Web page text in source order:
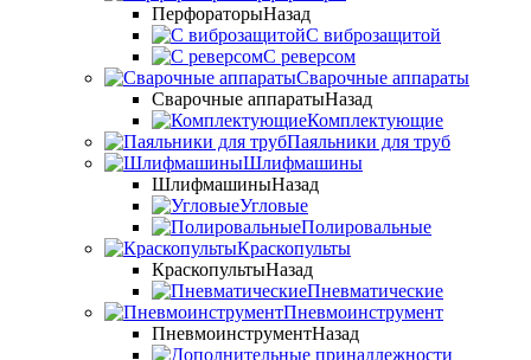
ПерфораторыНазад
С виброзащитой
С реверсом
Сварочные аппараты
Сварочные аппаратыНазад
Комплектующие
Паяльники для труб
Шлифмашины
ШлифмашиныНазад
Угловые
Полировальные
Краскопульты
КраскопультыНазад
Пневматические
Пневмоинструмент
ПневмоинструментНазад